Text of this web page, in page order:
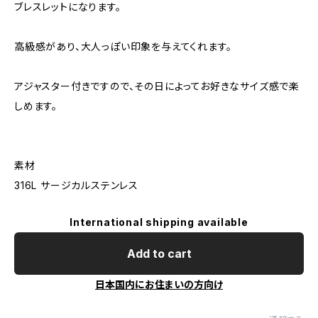
ブレスレットになります。
高級感があり、大人っぽい印象を与えてくれます。
アジャスター付きですので、その日によってお好きなサイズ感で楽
しめます。
素材
316L サージカルステンレス
International shipping available
Add to cart
日本国内にお住まいの方向け